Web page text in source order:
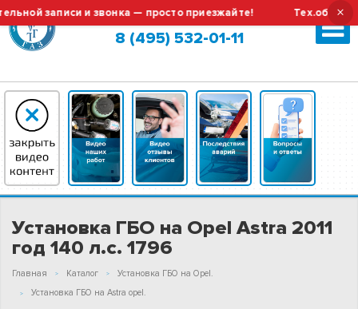
записи и звонка — просто приезжайте! ×
Москва (сменить город?)
8 (495) 532-01-11
Установка ГБО на Opel Astra 2011
год 140 л.с. 1796
Главная Каталог
Установка ГБО на Opel.
Установка ГБО на Astra opel.